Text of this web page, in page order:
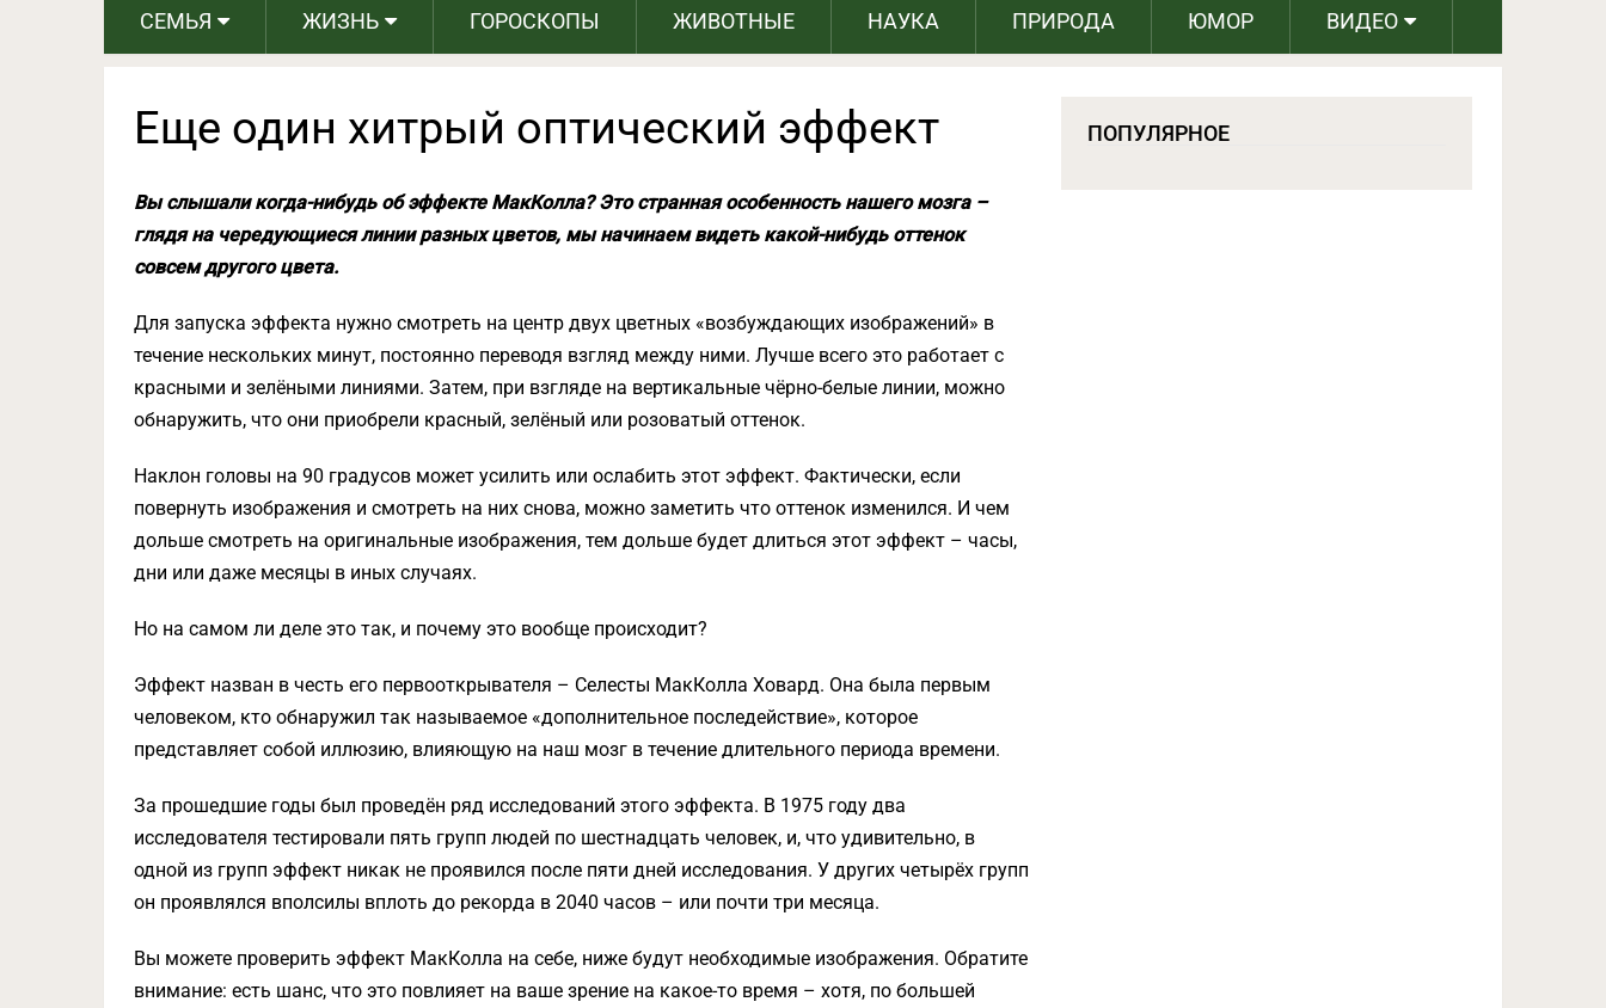
СЕМЬЯ ЖИЗНЬ ГОРОСКОПЫ ЖИВОТНЫЕ НАУКА ПРИРОДА ЮМОР ВИДЕО
Еще один хитрый оптический эффект
Вы слышали когда-нибудь об эффекте МакКолла? Это странная особенность нашего мозга –
глядя на чередующиеся линии разных цветов, мы начинаем видеть какой-нибудь оттенок
совсем другого цвета.
Для запуска эффекта нужно смотреть на центр двух цветных «возбуждающих изображений» в
течение нескольких минут, постоянно переводя взгляд между ними. Лучше всего это работает с
красными и зелёными линиями. Затем, при взгляде на вертикальные чёрно-белые линии, можно
обнаружить, что они приобрели красный, зелёный или розоватый оттенок.
Наклон головы на 90 градусов может усилить или ослабить этот эффект. Фактически, если
повернуть изображения и смотреть на них снова, можно заметить что оттенок изменился. И чем
дольше смотреть на оригинальные изображения, тем дольше будет длиться этот эффект – часы,
дни или даже месяцы в иных случаях.
Но на самом ли деле это так, и почему это вообще происходит?
Эффект назван в честь его первооткрывателя – Селесты МакКолла Ховард. Она была первым
человеком, кто обнаружил так называемое «дополнительное последействие», которое
представляет собой иллюзию, влияющую на наш мозг в течение длительного периода времени.
За прошедшие годы был проведён ряд исследований этого эффекта. В 1975 году два
исследователя тестировали пять групп людей по шестнадцать человек, и, что удивительно, в
одной из групп эффект никак не проявился после пяти дней исследования. У других четырёх групп
он проявлялся вполсилы вплоть до рекорда в 2040 часов – или почти три месяца.
Вы можете проверить эффект МакКолла на себе, ниже будут необходимые изображения. Обратите
внимание: есть шанс, что это повлияет на ваше зрение на какое-то время – хотя, по большей
ПОПУЛЯРНОЕ